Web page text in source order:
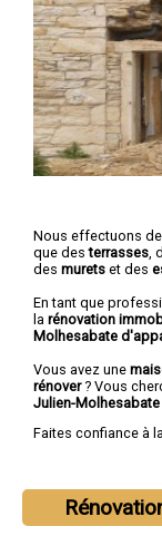
Nous effectuons
que desterrasses ,
des murets et des
En tant que
la rénovation
Molhesabate
Vous avez une
rénover? Vous
Julien-Molhesabate
Faites confiance à